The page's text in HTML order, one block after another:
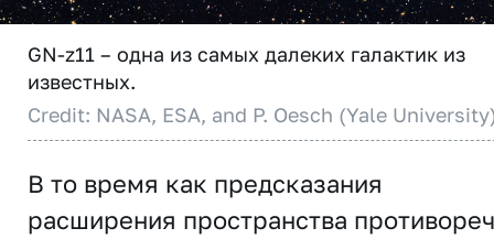
GN-z11 – одна из самых далеких галактик из
известных.
Credit: NASA, ESA, and P. Oesch (Yale
В то время как предсказания
расширения пространства